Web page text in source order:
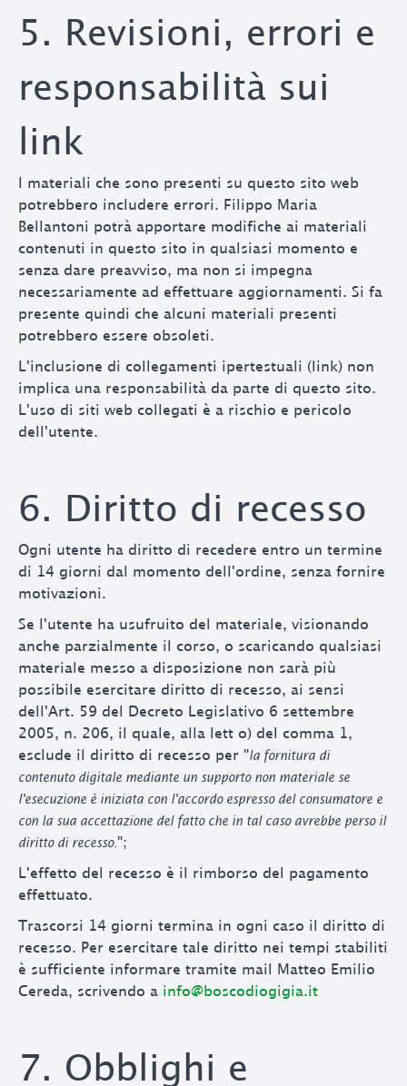
5. Revisioni, errori e
responsabilità sui
link
I materiali che sono presenti su questo sito web
potrebbero includere errori. Filippo Maria
Bellantoni potrà apportare modifiche ai materiali
contenuti in questo sito in qualsiasi momento e
senza dare preavviso, ma non si impegna
necessariamente ad effettuare aggiornamenti. Si fa
presente quindi che alcuni materiali presenti
potrebbero essere obsoleti.
L'inclusione di collegamenti ipertestuali (link) non
implica una responsabilità da parte di questo sito.
L'uso di siti web collegati è a rischio e pericolo
dell'utente.
6. Diritto di recesso
Ogni utente ha diritto di recedere entro un termine
di 14 giorni dal momento dell'ordine, senza fornire
motivazioni.
Se l'utente ha usufruito del materiale, visionando
anche parzialmente il corso, o scaricando qualsiasi
materiale messo a disposizione non sarà più
possibile esercitare diritto di recesso, ai sensi
dell'Art. 59 del Decreto Legislativo 6 settembre
2005, n. 206, il quale, alla lett o) del comma 1,
esclude il diritto di recesso per "la fornitura di
contenuto digitale mediante un supporto non materiale se
l'esecuzione è iniziata con l'accordo espresso del consumatore e
con la sua accettazione del fatto che in tal caso avrebbe perso il
diritto di recesso. ";
L'effetto del recesso è il rimborso del pagamento
effettuato.
Trascorsi 14 giorni termina in ogni caso il diritto di
recesso. Per esercitare tale diritto nei tempi stabiliti
è sufficiente informare tramite mail Matteo Emilio
Cereda, scrivendo a info@boscodiogigia.it
7. Obblighi e